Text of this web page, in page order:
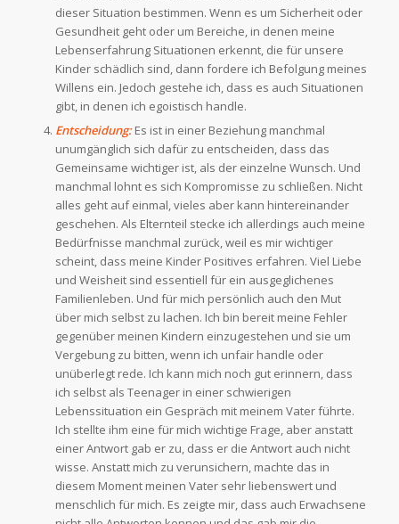
dieser Situation bestimmen. Wenn es um Sicherheit oder
Gesundheit geht oder um Bereiche, in denen meine
Lebenserfahrung Situationen erkennt, die für unsere
Kinder schädlich sind, dann fordere ich Befolgung meines
Willens ein. Jedoch gestehe ich, dass es auch Situationen
gibt, in denen ich egoistisch handle.
Entscheidung:Es ist in einer Beziehung manchmal
unumgänglich sich dafür zu entscheiden, dass das
Gemeinsame wichtiger ist, als der einzelne Wunsch. Und
manchmal lohnt es sich Kompromisse zu schließen. Nicht
alles geht auf einmal, vieles aber kann hintereinander
geschehen. Als Elternteil stecke ich allerdings auch meine
Bedürfnisse manchmal zurück, weil es mir wichtiger
scheint, dass meine Kinder Positives erfahren. Viel Liebe
und Weisheit sind essentiell für ein ausgeglichenes
Familienleben. Und für mich persönlich auch den Mut
über mich selbst zu lachen. Ich bin bereit meine Fehler
gegenüber meinen Kindern einzugestehen und sie um
Vergebung zu bitten, wenn ich unfair handle oder
unüberlegt rede. Ich kann mich noch gut erinnern, dass
ich selbst als Teenager in einer schwierigen
Lebenssituation ein Gespräch mit meinem Vater führte.
Ich stellte ihm eine für mich wichtige Frage, aber anstatt
einer Antwort gab er zu, dass er die Antwort auch nicht
wisse. Anstatt mich zu verunsichern, machte das in
diesem Moment meinen Vater sehr liebenswert und
menschlich für mich. Es zeigte mir, dass auch Erwachsene